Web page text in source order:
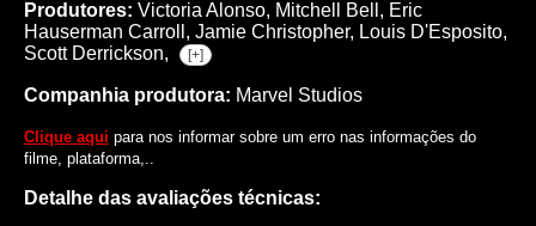
Produtores: Victoria Alonso, Mitchell Bell, Eric
Hauserman Carroll, Jamie Christopher, Louis D'Esposito,
Scott Derrickson,
[+]
Companhia produtora: Marvel Studios
Clique aqui para nos informar sobre um erro nas informações do
filme, plataforma,..
Detalhe das avaliações técnicas: